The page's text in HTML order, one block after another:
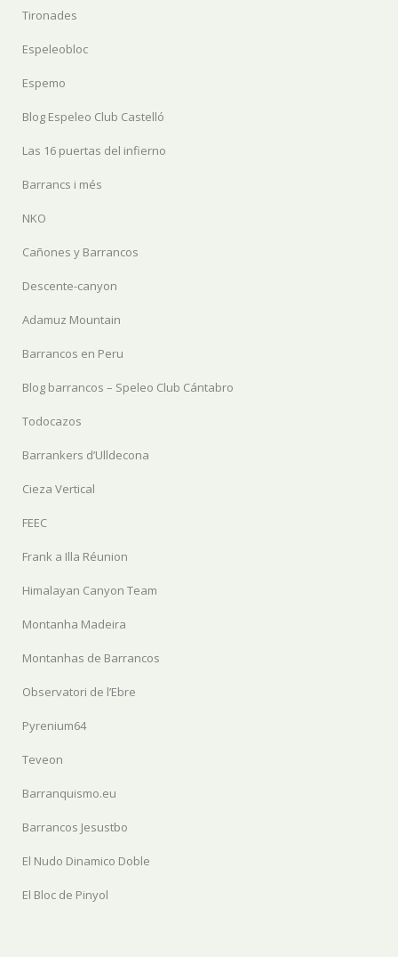
Tironades
Espeleobloc
Espemo
Blog Espeleo Club Castelló
Las 16 puertas del infierno
Barrancs i més
NKO
Cañones y Barrancos
Descente-canyon
Adamuz Mountain
Barrancos en Peru
Blog barrancos – Speleo Club Cántabro
Todocazos
Barrankers d’Ulldecona
Cieza Vertical
FEEC
Frank a Illa Réunion
Himalayan Canyon Team
Montanha Madeira
Montanhas de Barrancos
Observatori de l’Ebre
Pyrenium64
Teveon
Barranquismo.eu
Barrancos Jesustbo
El Nudo Dinamico Doble
El Bloc de Pinyol